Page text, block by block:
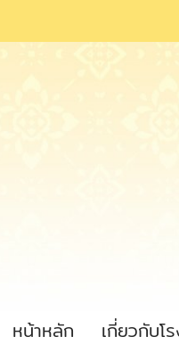
หน้าหลัก เกี่ยวกับโ